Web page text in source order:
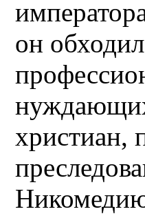
он
христиан,